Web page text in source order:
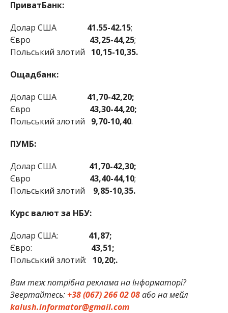
ПриватБанк:
Долар США 41.55-42.15;
Євро 43,25-44,25;
Польський злотий 10,15-10,35.
Ощадбанк:
Долар США 41,70-42,20;
Євро 43,30-44,20;
Польський злотий 9,70-10,40.
ПУМБ:
Долар США 41,70-42,30;
Євро 43,40-44,10;
Польський злотий 9,85-10,35.
Курс валют за НБУ:
Долар США: 41,87;
Євро: 43,51;
Польський злотий: 10,20;.
Вам теж потрібна реклама на Інформаторі?
Звертайтесь:+38 (067) 266 02 08або на мейл
kalush.informator@gmail.com